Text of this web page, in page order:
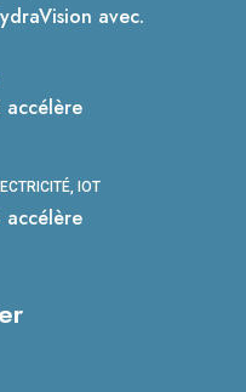
avec.
accélère
IOT
accélère